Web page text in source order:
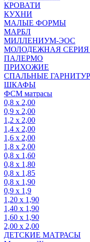
КРОВАТИ
КУХНИ
МАЛЫЕ ФОРМЫ
МАРБЛ
МИЛЛЕНИУМ-ЭОС
МОЛОДЕЖНАЯ
ПАЛЕРМО
ПРИХОЖИЕ
СПАЛЬНЫЕ
ШКАФЫ
ФСМ матрасы
0,8 х 2,00
0,9 х 2,00
1,2 х 2,00
1,4 х 2,00
1,6 х 2,00
1,8 х 2,00
0,8 х 1,60
0,8 х 1,80
0,8 х 1,85
0,8 х 1,90
0,9 х 1,9
1,20 х 1,90
1,40 х 1,90
1,60 х 1,90
2,00 х 2,00
ДЕТСКИЕ МАТРАСЫ